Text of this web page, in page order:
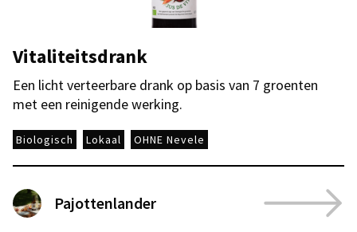
Vitaliteitsdrank
Een licht verteerbare drank op basis van 7 groenten
met een reinigende werking.
Biologisch Lokaal OHNE Nevele
Pajottenlander